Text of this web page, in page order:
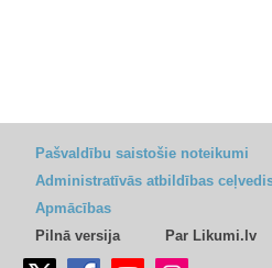
Pašvaldību saistošie noteikumi
Administratīvās atbildības
Apmācības
Pilnā versija
Par Likumi.lv